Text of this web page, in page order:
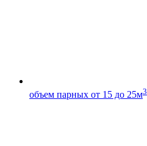
объем парных от 15 до 25м3